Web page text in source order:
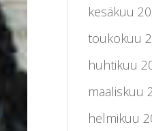
kesäkuu
toukokuu
huhtikuu
maaliskuu
helmikuu